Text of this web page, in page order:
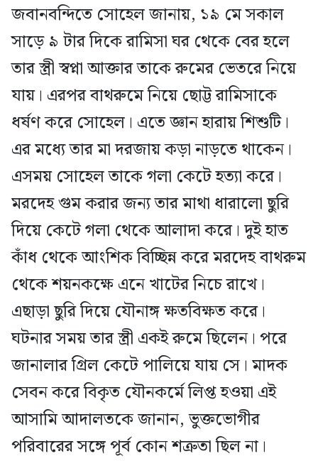
জবানবন্দিতে সোহেল জানায়, ১৯ মে সকাল
সাড়ে ৯ টার দিকে রামিসা ঘর থেকে বের হলে
তার স্ত্রী স্বপ্না আক্তার তাকে রুমের ভেতরে নিয়ে
যায়। এরপর বাথরুমে নিয়ে ছোট্ট রামিসাকে
ধর্ষণ করে সোহেল। এতে জ্ঞান হারায় শিশুটি।
এর মধ্যে তার মা দরজায় কড়া নাড়তে থাকেন।
এসময় সোহেল তাকে গলা কেটে হত্যা করে।
মরদেহ গুম করার জন্য তার মাথা ধারালো ছুরি
দিয়ে কেটে গলা থেকে আলাদা করে। দুই হাত
কাঁধ থেকে আংশিক বিচ্ছিন্ন করে মরদেহ বাথরুম
থেকে শয়নকক্ষে এনে খাটের নিচে রাখে।
এছাড়া ছুরি দিয়ে যৌনাঙ্গ ক্ষতবিক্ষত করে।
ঘটনার সময় তার স্ত্রী একই রুমে ছিলেন। পরে
জানালার গ্রিল কেটে পালিয়ে যায় সে। মাদক
সেবন করে বিকৃত যৌনকর্মে লিপ্ত হওয়া এই
আসামি আদালতকে জানান, ভুক্তভোগীর
পরিবারের সঙ্গে পূর্ব কোন শত্রুতা ছিল না।